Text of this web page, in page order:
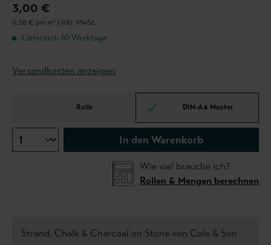
3,00 €
0,58 € pro m² | inkl. MwSt.
Lieferzeit: 10 Werktage
Versandkosten anzeigen
Rolle DIN-A4 Muster
In den Warenkorb
Wie viel brauche ich?
Rollen & Mengen berechnen
Strand, Chalk & Charcoal on Stone von Cole & Son